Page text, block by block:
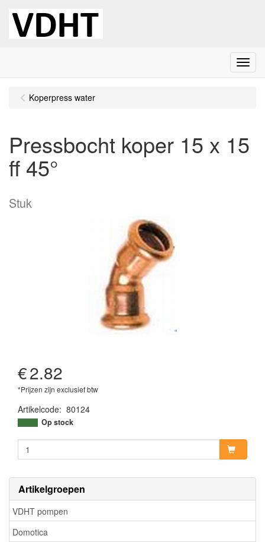
Menu
Artikelgroepen
VDHT pompen
Domotica
Koperpress water
Pressbocht koper 15 x 15
ff 45°
Stuk
€2.82
*Prijzen zijn exclusief btw
Artikelcode: 80124
Op stock